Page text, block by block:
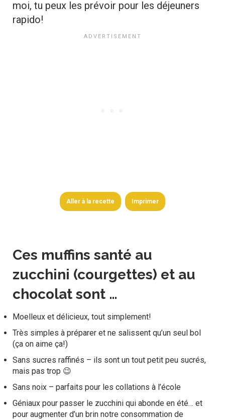
moi, tu peux les prévoir pour les déjeuners
rapido!
Aller à la recette Imprimer
Ces muffins santé au
zucchini (courgettes) et au
chocolat sont …
Moelleux et délicieux, tout simplement!
Très simples à préparer et ne salissent qu’un seul bol
(ça on aime ça!)
Sans sucres raffinés – ils sont un tout petit peu sucrés,
mais pas trop 😉
Sans noix – parfaits pour les collations à l’école
Géniaux pour passer le zucchini qui abonde en été… et
pour augmenter d’un brin notre consommation de